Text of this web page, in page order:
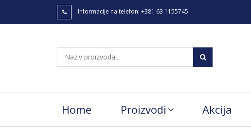
Informacije na telefon: +381 63 1155745
Home Proizvodi Akcija